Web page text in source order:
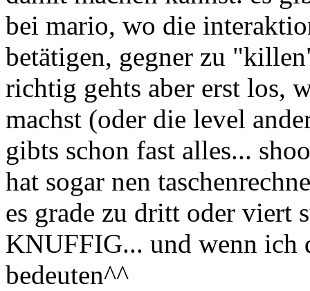
bei mario, wo die
betätigen, gegner zu
richtig gehts aber erst los,
machst (oder die level
gibts schon fast alles...
hat sogar nen
es grade zu dritt oder viert
KNUFFIG... und wenn ich
bedeuten^^